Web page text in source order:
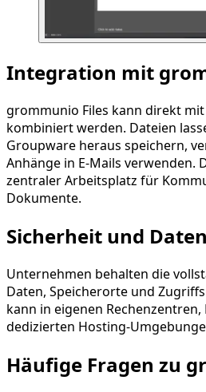
Integration mit
grommunio Files kann direkt
kombiniert werden. Dateien
Groupware heraus speichern,
Anhänge in E-Mails verwenden.
zentraler Arbeitsplatz für
Dokumente.
Sicherheit und
Unternehmen behalten die
Daten, Speicherorte und
kann in eigenen
dedizierten Hosting-
Häufige Fragen zu